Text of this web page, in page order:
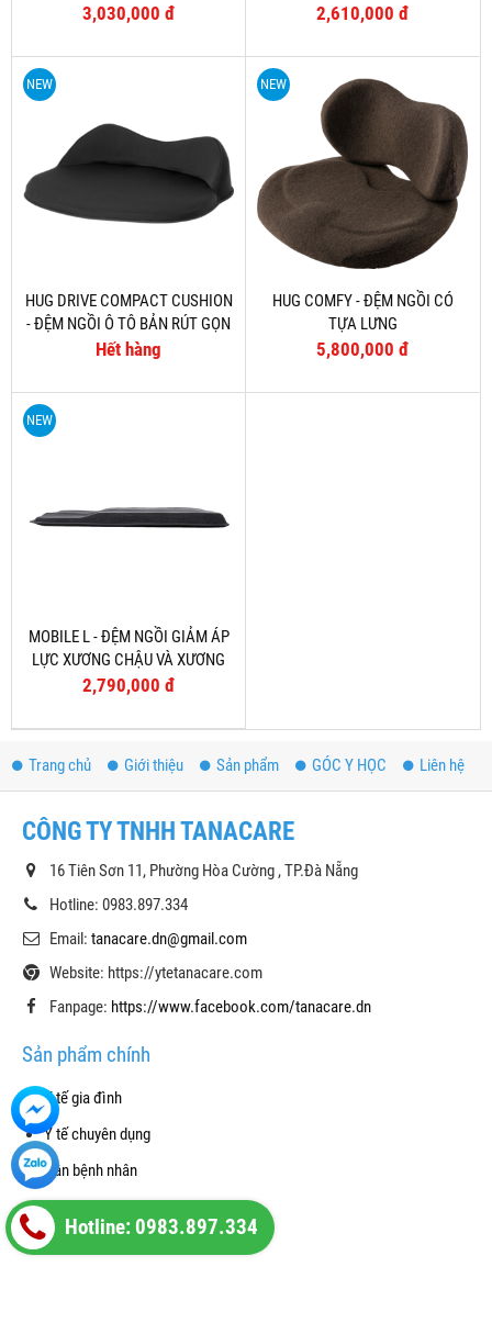
3,030,000 đ 2,610,000 đ
NEW
HUG DRIVE COMPACT CUSHION
- ĐỆM NGỒI Ô TÔ BẢN RÚT GỌN
Hết hàng
NEW
HUG COMFY - ĐỆM NGỒI CÓ
TỰA LƯNG
5,800,000 đ
NEW
MOBILE L - ĐỆM NGỒI GIẢM ÁP
LỰC XƯƠNG CHẬU VÀ XƯƠNG
CỤT
2,790,000 đ
Trang chủ Giới thiệu Sản phẩm GÓC Y HỌC Liên hệ
CÔNG TY TNHH TANACARE
16 Tiên Sơn 11, Phường Hòa Cường , TP.Đà Nẵng
Hotline: 0983.897.334
Email: tanacare.dn@gmail.com
Website: https://ytetanacare.com
Fanpage: https://www.facebook.com/tanacare.dn
Sản phẩm chính
Y tế gia đình
Y tế chuyên dụng
Cân bệnh nhân
Vật tư phòng dịch
Phụ kiện máy thở
Hotline: 0983.897.334